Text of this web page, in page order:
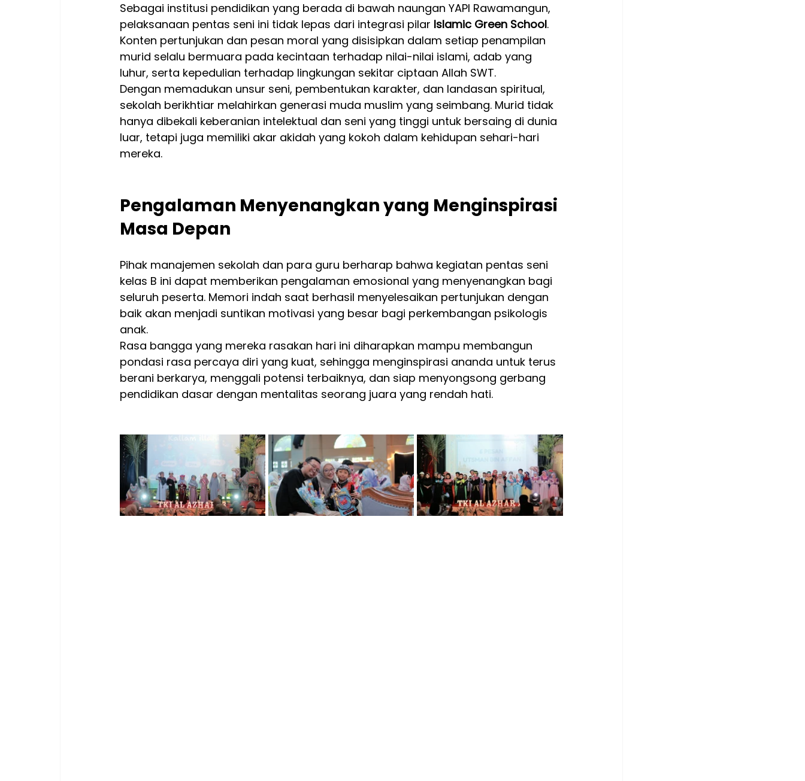
Sebagai institusi pendidikan yang berada di bawah naungan YAPI Rawamangun,
pelaksanaan pentas seni ini tidak lepas dari integrasi pilar Islamic Green School.
Konten pertunjukan dan pesan moral yang disisipkan dalam setiap penampilan
murid selalu bermuara pada kecintaan terhadap nilai-nilai islami, adab yang
luhur, serta kepedulian terhadap lingkungan sekitar ciptaan Allah SWT.
Dengan memadukan unsur seni, pembentukan karakter, dan landasan spiritual,
sekolah berikhtiar melahirkan generasi muda muslim yang seimbang. Murid tidak
hanya dibekali keberanian intelektual dan seni yang tinggi untuk bersaing di dunia
luar, tetapi juga memiliki akar akidah yang kokoh dalam kehidupan sehari-hari
mereka.
Pengalaman Menyenangkan yang Menginspirasi
Masa Depan
Pihak manajemen sekolah dan para guru berharap bahwa kegiatan pentas seni
kelas B ini dapat memberikan pengalaman emosional yang menyenangkan bagi
seluruh peserta. Memori indah saat berhasil menyelesaikan pertunjukan dengan
baik akan menjadi suntikan motivasi yang besar bagi perkembangan psikologis
anak.
Rasa bangga yang mereka rasakan hari ini diharapkan mampu membangun
pondasi rasa percaya diri yang kuat, sehingga menginspirasi ananda untuk terus
berani berkarya, menggali potensi terbaiknya, dan siap menyongsong gerbang
pendidikan dasar dengan mentalitas seorang juara yang rendah hati.